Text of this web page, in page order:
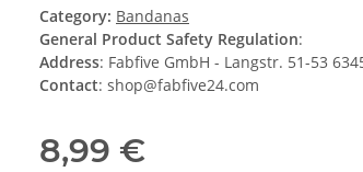
Category: Bandanas
General Product Safety Regulation:
Address: Fabfive GmbH - Langstr. 51-53
Contact: shop@fabfive24.com
8,99 €